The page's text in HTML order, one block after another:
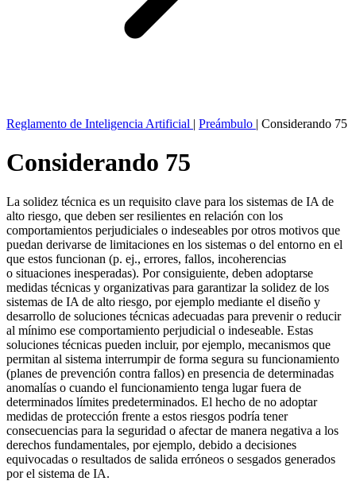
Reglamento de Inteligencia Artificial | Preámbulo | Considerando 75
Considerando 75
La solidez técnica es un requisito clave para los sistemas de IA de
alto riesgo, que deben ser resilientes en relación con los
comportamientos perjudiciales o indeseables por otros motivos que
puedan derivarse de limitaciones en los sistemas o del entorno en el
que estos funcionan (p. ej., errores, fallos, incoherencias
o situaciones inesperadas). Por consiguiente, deben adoptarse
medidas técnicas y organizativas para garantizar la solidez de los
sistemas de IA de alto riesgo, por ejemplo mediante el diseño y
desarrollo de soluciones técnicas adecuadas para prevenir o reducir
al mínimo ese comportamiento perjudicial o indeseable. Estas
soluciones técnicas pueden incluir, por ejemplo, mecanismos que
permitan al sistema interrumpir de forma segura su funcionamiento
(planes de prevención contra fallos) en presencia de determinadas
anomalías o cuando el funcionamiento tenga lugar fuera de
determinados límites predeterminados. El hecho de no adoptar
medidas de protección frente a estos riesgos podría tener
consecuencias para la seguridad o afectar de manera negativa a los
derechos fundamentales, por ejemplo, debido a decisiones
equivocadas o resultados de salida erróneos o sesgados generados
por el sistema de IA.